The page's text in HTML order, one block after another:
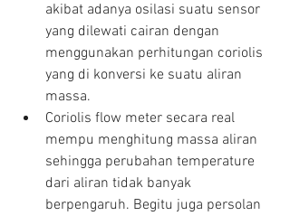
akibat adanya osilasi suatu sensor
yang dilewati cairan dengan
menggunakan perhitungan coriolis
yang di konversi ke suatu aliran
massa.
Coriolis flow meter secara real
mempu menghitung massa aliran
sehingga perubahan temperature
dari aliran tidak banyak
berpengaruh. Begitu juga persolan